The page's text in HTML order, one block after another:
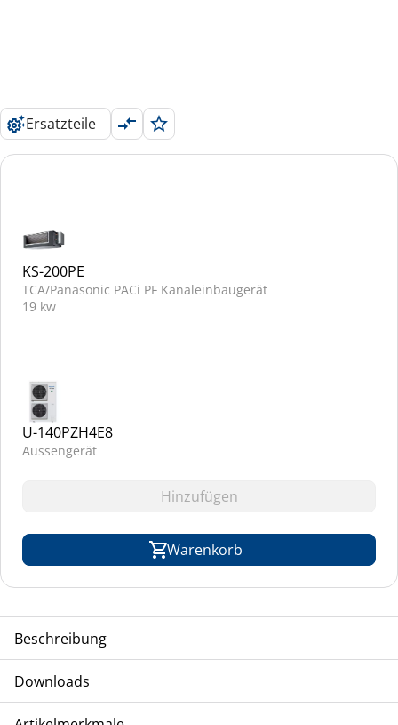
Ersatzteile
KS-200PE
TCA/Panasonic PACi PF Kanaleinbaugerät
19 kw
U-140PZH4E8
Aussengerät
Hinzufügen
Warenkorb
Beschreibung
Bedieneinheit und hoher statischer Pressung Kellerkühler
Ausführung, Split System, Kältemittel R-32
Downloads